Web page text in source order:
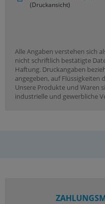
(Druckansicht)
Alle Angaben verstehen sich
nicht schriftlich bestätigte
Haftung. Druckangaben
angegeben, auf Flüssigkeiten
Unsere Produkte und Waren
industrielle und gewerbliche